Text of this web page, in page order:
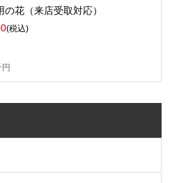
の花（来店受取対応）
(税込)